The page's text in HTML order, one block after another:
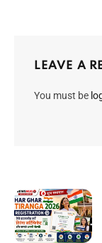
LEAVE A
You must be